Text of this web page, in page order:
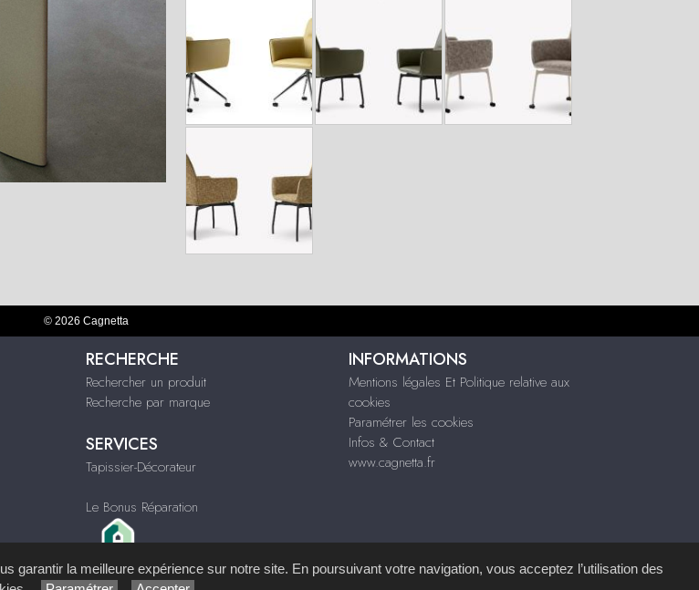
© 2026 Cagnetta
RECHERCHE
Rechercher un produit
Recherche par marque
SERVICES
Tapissier-Décorateur
Le Bonus Réparation
INFORMATIONS
Mentions légales Et Politique relative aux
cookies
Paramétrer les cookies
Infos & Contact
www.cagnetta.fr
la meilleure expérience sur notre site. En poursuivant votre navigation, vous acceptez l’utilisation des